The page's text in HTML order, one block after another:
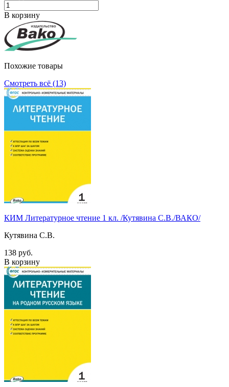
В корзину
Похожие товары
Смотреть всё (13)
КИМ Литературное чтение 1 кл. /Кутявина С.В./ВАКО/
Кутявина С.В.
138 руб.
В корзину